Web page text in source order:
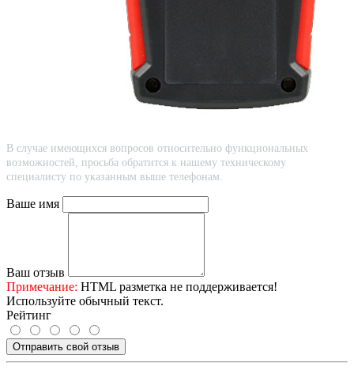
В случае имеющихся вопросов относительно функциональных
возможностей, просьба обратится к нашему техническому
специалисту по указанным выше телефонам.
Ваше имя
Ваш отзыв
Примечание: HTML разметка не поддерживается!
Используйте обычный текст.
Рейтинг
Отправить свой отзыв